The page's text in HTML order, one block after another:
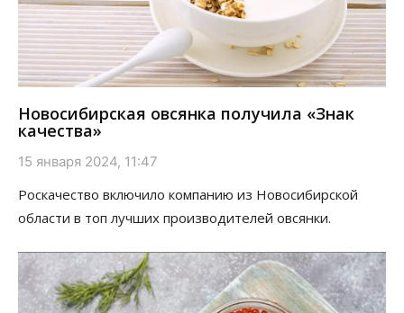
Новосибирская овсянка получила «Знак
качества»
15 января 2024, 11:47
Роскачество включило компанию из Новосибирской
области в топ лучших производителей овсянки.